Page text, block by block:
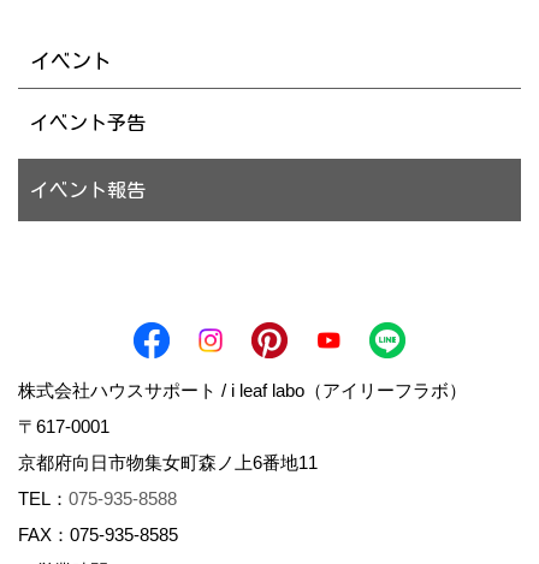
イベント
イベント予告
イベント報告
株式会社ハウスサポート / i leaf labo（アイリーフラボ）
〒617-0001
京都府向日市物集女町森ノ上6番地11
TEL： 075-935-8588
FAX：075-935-8585